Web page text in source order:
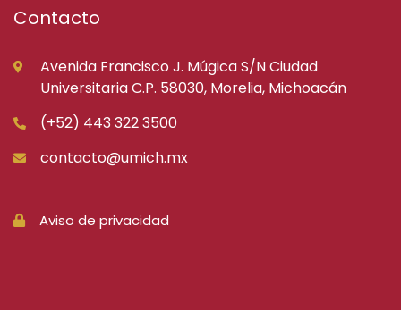
Contacto
Avenida Francisco J. Múgica S/N Ciudad
Universitaria C.P. 58030, Morelia, Michoacán
(+52) 443 322 3500
contacto@umich.mx
Aviso de privacidad